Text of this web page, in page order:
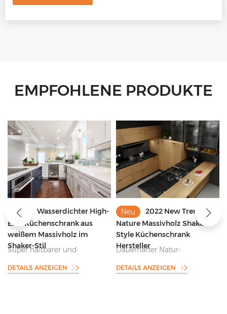
EMPFOHLENE PRODUKTE
Neu
Wasserdichter High-
End-Küchenschrank aus
weißem Massivholz im
Shaker-Stil
Super haltbarer und
Hersteller von
DETAILS ANZEIGEN
Neu
2022 New Trend
Nature Massivholz Shaker
Style Küchenschrank
Hersteller
Dauerhafter Natur-
Küchenschrank-Lieferant
DETAILS ANZEIGEN